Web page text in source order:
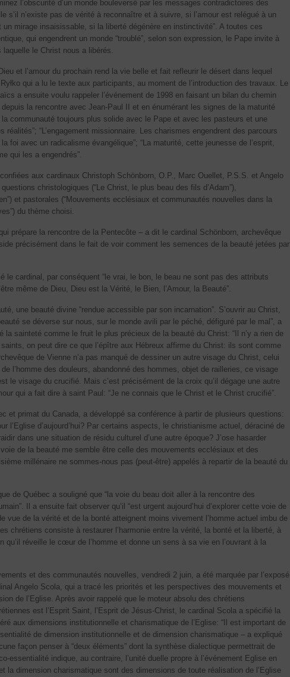
l’obscurité d’un monde bouleversé par les messages contradictoires des
s’il n’existe pas de vérité à reconnaître et à suivre, si l’amour est relégué à un
mirage insaisissable, si la liberté dégénère en instinctivité”. A toutes ces
qui engendrent un monde “troublé”, selon son expression, le Pape invite à
laquelle le Christ nous a libérés.
et l’amour du prochain rend la vie belle et fait refleurir le désert dans lequel
qui a lu le texte aux participants, au moment de l’introduction des travaux. Le
a ensuite voulu rappeler l’événement de 1998 en faisant un bilan du chemin
la rencontre avec Jean-Paul II et en énumérant les signes de la maturité
communauté toujours plus solide avec le Pape et avec les pasteurs et une
“L’engagement missionnaire. Les charismes engendrent des parcours
foi avec un radicalisme évangélique”; “La maturité, cette jeunesse de l’esprit,
qui les a engendrés”.
aux cardinaux Christoph Schönborn, O.P., Marc Ouellet, P.S.S. et Angelo
christologiques (“Le Christ, le plus beau des fils d’Adam”),
et pastorales (“Mouvements ecclésiaux et communautés nouvelles dans la
du thème choisi.
prépare la rencontre de la Pentecôte – a dit le cardinal Schönborn, archevêque
précisément dans le fait de voir comment les semences de la beauté jetées par
le cardinal, par conséquent “le vrai, le bon, le beau ne sont pas des attributs
même de Dieu, Dieu est la Vérité, le Bien, l’Amour, la Beauté”.
une beauté divine “rendue accessible par son incarnation”. S’ouvrir au Christ,
se déverse sur nous, sur le monde avili par le péché, défiguré par le mal”, a
la sainteté comme le fruit le plus précieux de la beauté du Christ: “Il n’y a rien de
on peut dire ce que l’épître aux Hébreux affirme du Christ: ils sont comme
de Vienne n’a pas manqué de dessiner un autre visage du Christ, celui
l’homme des douleurs, abandonné des hommes, objet de railleries, ce visage
le visage du crucifié. Mais c’est précisément de la croix qu’il dégage une autre
qui a fait dire à saint Paul: “Je ne connais que le Christ et le Christ crucifié”.
et primat du Canada, a développé sa conférence à partir de plusieurs questions:
l’Eglise d’aujourd’hui? Par certains aspects, le christianisme actuel, déraciné de
dans une situation de résidu culturel d’une autre époque? J’ose hasarder
de la beauté me semble être celle des mouvements ecclésiaux et des
millénaire ne sommes-nous pas (peut-être) appelés à repartir de la beauté du
de Québec a souligné que “la voie du beau doit aller à la rencontre des
Il a ensuite fait observer qu’il “est urgent aujourd’hui d’explorer cette voie de
vue de la vérité et de la bonté atteignent moins vivement l’homme actuel imbu de
chrétiens consiste à restaurer l’harmonie entre la vérité, la bonté et la liberté, à
qu’il réveille le cœur de l’homme et donne un sens à sa vie en l’ouvrant à la
et des communautés nouvelles, vendredi 2 juin, a été marquée par l’exposé
Angelo Scola, qui a tracé les priorités et les perspectives des mouvements et
de l’Eglise. Après avoir rappelé que le moteur absolu des chrétiens
est l’Esprit Saint, l’Esprit de Jésus-Christ, le cardinal Scola a spécifié la
aux dimensions institutionnelle et charismatique de l’Eglise: “Il est important de
de dimension institutionnelle et de dimension charismatique – a expliqué
façon penser à “deux éléments” dont la synthèse dialectique permettrait de
essentialité indique, au contraire, l’unité duelle propre à l’événement Eglise en
la dimension charismatique sont des dimensions de toute réalisation de l’Eglise